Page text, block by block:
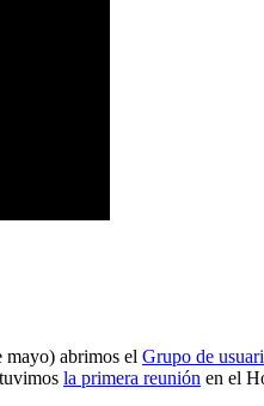
mayo) abrimos el Grupo de
la primera reunión en el